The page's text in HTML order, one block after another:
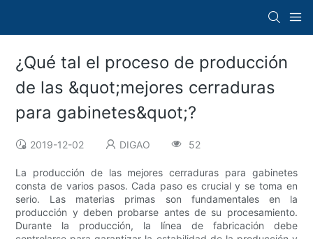
¿Qué tal el proceso de producción
de las &quot;mejores cerraduras
para gabinetes&quot;?
2019-12-02 DIGAO 52
La producción de las mejores cerraduras para gabinetes
consta de varios pasos. Cada paso es crucial y se toma en
serio. Las materias primas son fundamentales en la
producción y deben probarse antes de su procesamiento.
Durante la producción, la línea de fabricación debe